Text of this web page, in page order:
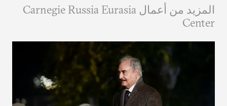
المزيد من أعمال Carnegie Russia Eurasia
Center